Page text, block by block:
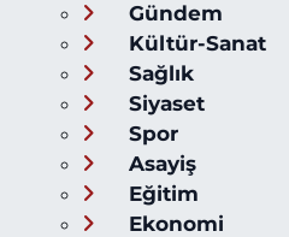
Gündem
Kültür-Sanat
Sağlık
Siyaset
Spor
Asayiş
Eğitim
Ekonomi